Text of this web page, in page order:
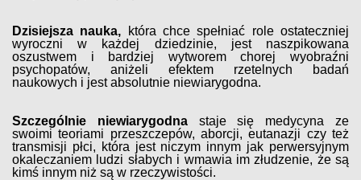
Dzisiejsza nauka, która chce spełniać role ostateczniej
wyroczni w każdej dziedzinie, jest naszpikowana
oszustwem i bardziej wytworem chorej wyobraźni
psychopatów, aniżeli efektem rzetelnych badań
naukowych i jest absolutnie niewiarygodna.
Szczególnie niewiarygodna staje się medycyna ze
swoimi teoriami przeszczepów, aborcji, eutanazji czy też
transmisji płci, która jest niczym innym jak perwersyjnym
okaleczaniem ludzi słabych i wmawia im złudzenie, że są
kimś innym niż są w rzeczywistości.